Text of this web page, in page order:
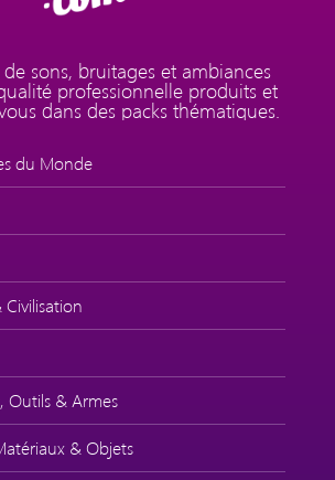
sons, bruitages et ambiances
professionnelle produits et
dans des packs thématiques.
du Monde
Civilisation
Outils & Armes
& Objets